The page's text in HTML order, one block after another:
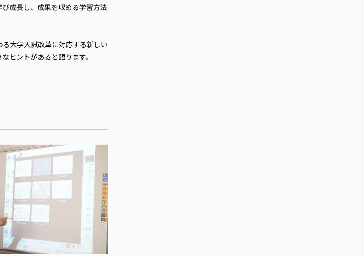
成長し、成果を収める学習方法
大学入試改革に対応する新しい
ヒントがあると語ります。